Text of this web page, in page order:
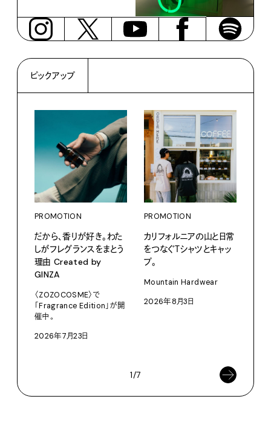
ピックアップ
PROMOTION
だから、香りが好き。わた
しがフレグランスをまとう
理由 Created by
GINZA
〈ZOZOCOSME〉で
「Fragrance Edition」が開
催中。
2026年7月23日
PROMOTION
カリフォルニアの山と日常
をつなぐＴシャツとキャッ
プ。
Mountain Hardwear
2026年8月3日
1/7